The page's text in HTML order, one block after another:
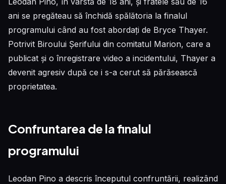
ani se pregăteau să închidă spălătoria la finalul
programului când au fost abordați de Bryce Thayer.
Potrivit Biroului Șerifului din comitatul Marion, care a
publicat și o înregistrare video a incidentului, Thayer a
devenit agresiv după ce i s-a cerut să părăsească
proprietatea.
Confruntarea de la finalul
programului
Leodan Pino a descris începutul confruntării, realizând